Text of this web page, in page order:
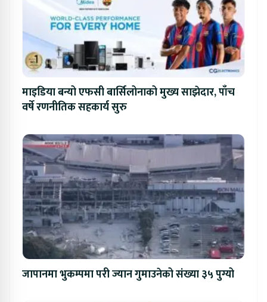
माइडिया बन्यो एफसी बार्सिलोनाको मुख्य साझेदार, पाँच
वर्षे रणनीतिक सहकार्य सुरु
जापानमा भुकम्पमा परी ज्यान गुमाउनेको संख्या ३५ पुग्यो